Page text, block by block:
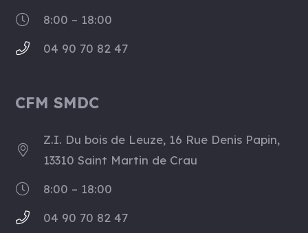
8:00 – 18:00
04 90 70 82 47
CFM SMDC
Z.I. Du bois de Leuze, 16 Rue Denis Papin,
13310 Saint Martin de Crau
8:00 – 18:00
04 90 70 82 47